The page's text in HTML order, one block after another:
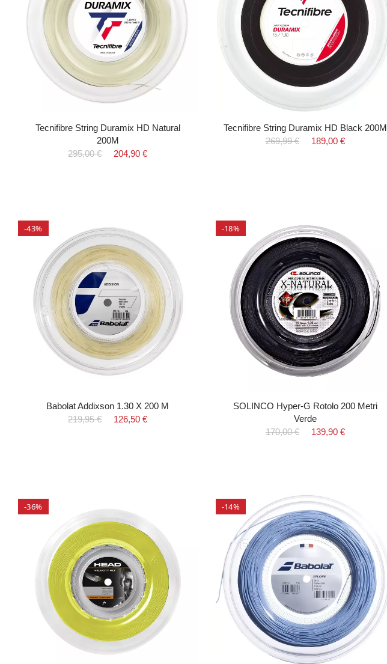
Tecnifibre String Duramix HD Natural
200M
295,00 €
204,90 €
Tecnifibre String Duramix HD Black 200M
269,99 €
189,00 €
-43%
Babolat Addixson 1.30 X 200 M
219,95 €
126,50 €
-18%
SOLINCO Hyper-G Rotolo 200 Metri
Verde
170,00 €
139,90 €
-36% -14%